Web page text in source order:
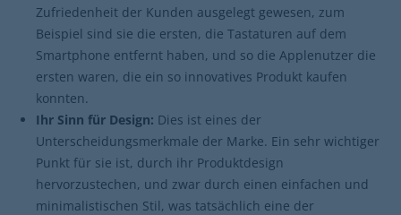
Zufriedenheit der Kunden ausgelegt gewesen, zum
Beispiel sind sie die ersten, die Tastaturen auf dem
Smartphone entfernt haben, und so die Applenutzer die
ersten waren, die ein so innovatives Produkt kaufen
konnten.
Ihr Sinn für Design: Dies ist eines der
Unterscheidungsmerkmale der Marke. Ein sehr wichtiger
Punkt für sie ist, durch ihr Produktdesign
hervorzustechen, und zwar durch einen einfachen und
minimalistischen Stil, was tatsächlich eine der